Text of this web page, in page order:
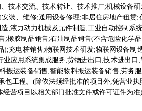
技术交流、技术转让、技术推广;机械设备
装、维修;通用设备修理;非居住房地产租
;液力动力机械及元件制造;工业自动控制系
;橡胶制品销售;石油制品销售(不含危险化学
);充电桩销售;物联网技术研发;物联网设备
业应用系统集成服务;货物进出口;技术进出
搬运装备销售;智能物料搬运装备销售;劳务
包工程。(除依法须经批准的项目外,凭营业
经营项目以相关部门批准文件或许可证件为准